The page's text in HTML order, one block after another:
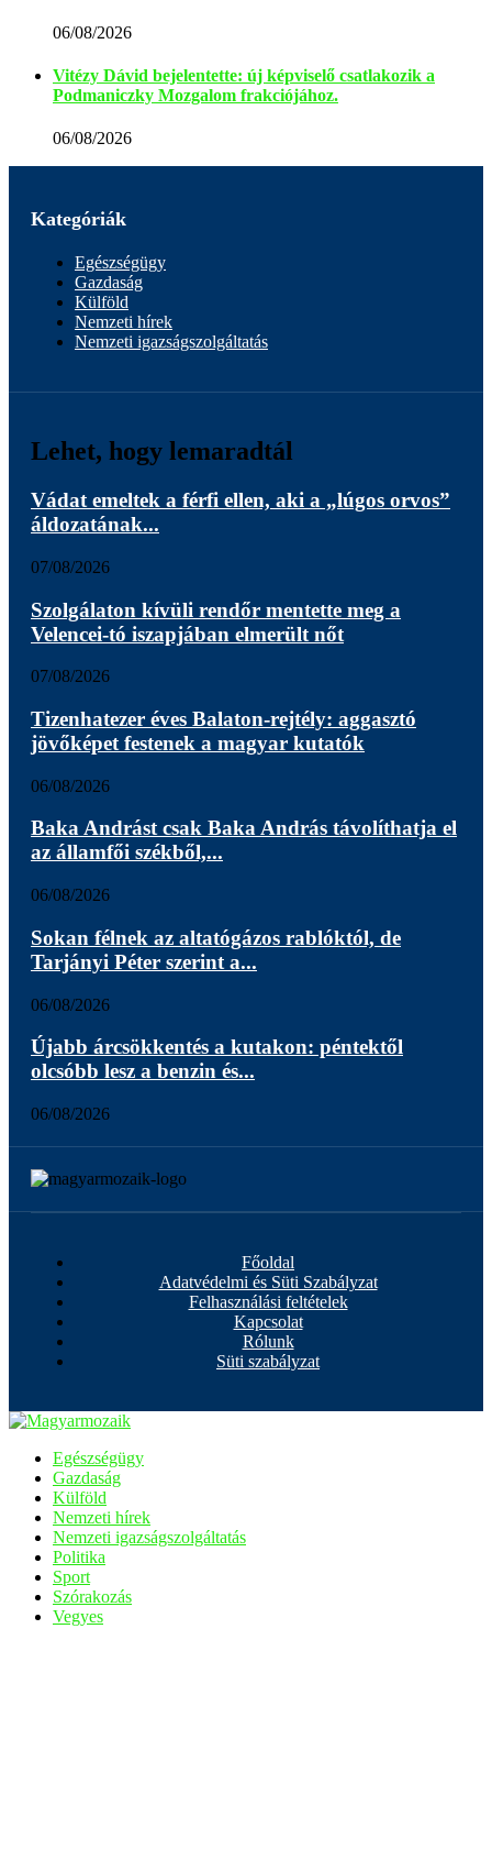
06/08/2026
Vitézy Dávid bejelentette: új képviselő csatlakozik a
Podmaniczky Mozgalom frakciójához.
06/08/2026
Kategóriák
Egészségügy
Gazdaság
Külföld
Nemzeti hírek
Nemzeti igazságszolgáltatás
Lehet, hogy lemaradtál
Vádat emeltek a férfi ellen, aki a „lúgos orvos”
áldozatának...
07/08/2026
Szolgálaton kívüli rendőr mentette meg a
Velencei-tó iszapjában elmerült nőt
07/08/2026
Tizenhatezer éves Balaton-rejtély: aggasztó
jövőképet festenek a magyar kutatók
06/08/2026
Baka Andrást csak Baka András távolíthatja el
az államfői székből,...
06/08/2026
Sokan félnek az altatógázos rablóktól, de
Tarjányi Péter szerint a...
06/08/2026
Újabb árcsökkentés a kutakon: péntektől
olcsóbb lesz a benzin és...
06/08/2026
Főoldal
Adatvédelmi és Süti Szabályzat
Felhasználási feltételek
Kapcsolat
Rólunk
Süti szabályzat
Egészségügy
Gazdaság
Külföld
Nemzeti hírek
Nemzeti igazságszolgáltatás
Politika
Sport
Szórakozás
Vegyes